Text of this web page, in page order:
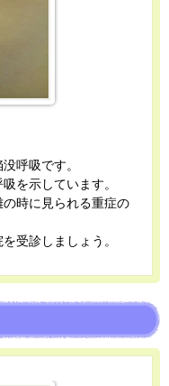
呼吸です。
を示しています。
時に見られる重症の
受診しましょう。